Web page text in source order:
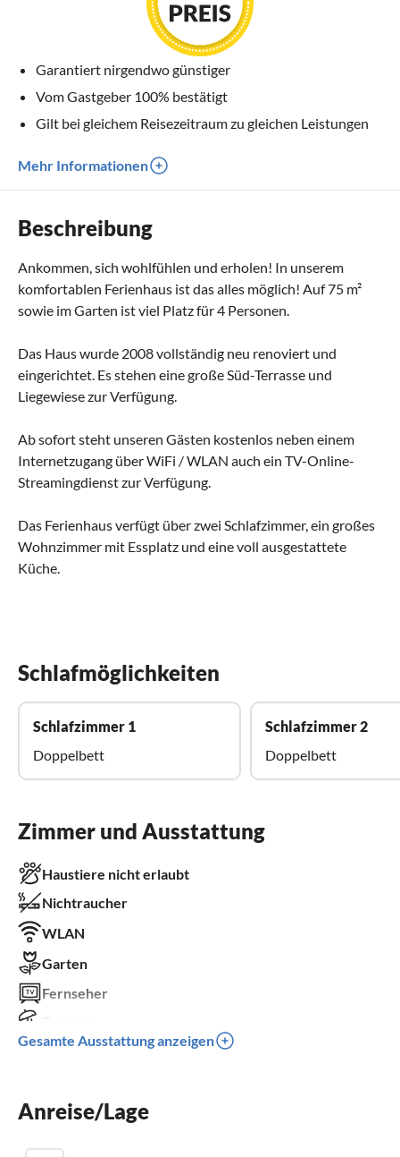
Garantiert nirgendwo günstiger
Vom Gastgeber 100% bestätigt
Gilt bei gleichem Reisezeitraum zu gleichen Leistungen
Mehr Informationen
Beschreibung
Ankommen, sich wohlfühlen und erholen! In unserem
komfortablen Ferienhaus ist das alles möglich! Auf 75 m²
sowie im Garten ist viel Platz für 4 Personen.
Das Haus wurde 2008 vollständig neu renoviert und
eingerichtet. Es stehen eine große Süd-Terrasse und
Liegewiese zur Verfügung.
Ab sofort steht unseren Gästen kostenlos neben einem
Internetzugang über WiFi / WLAN auch ein TV-Online-
Streamingdienst zur Verfügung.
Das Ferienhaus verfügt über zwei Schlafzimmer, ein großes
Wohnzimmer mit Essplatz und eine voll ausgestattete
Küche.
Schlafmöglichkeiten
Schlafzimmer 1
Doppelbett
Schlafzimmer 2
Doppelbett
Zimmer und Ausstattung
Haustiere nicht erlaubt
Nichtraucher
WLAN
Garten
Fernseher
Spülmaschine
Kamin
Gesamte Ausstattung anzeigen
Anreise/Lage